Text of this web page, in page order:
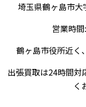
埼玉県鶴ヶ島市
営業時
鶴ヶ島市役所近く
出張買取は24時間対
く